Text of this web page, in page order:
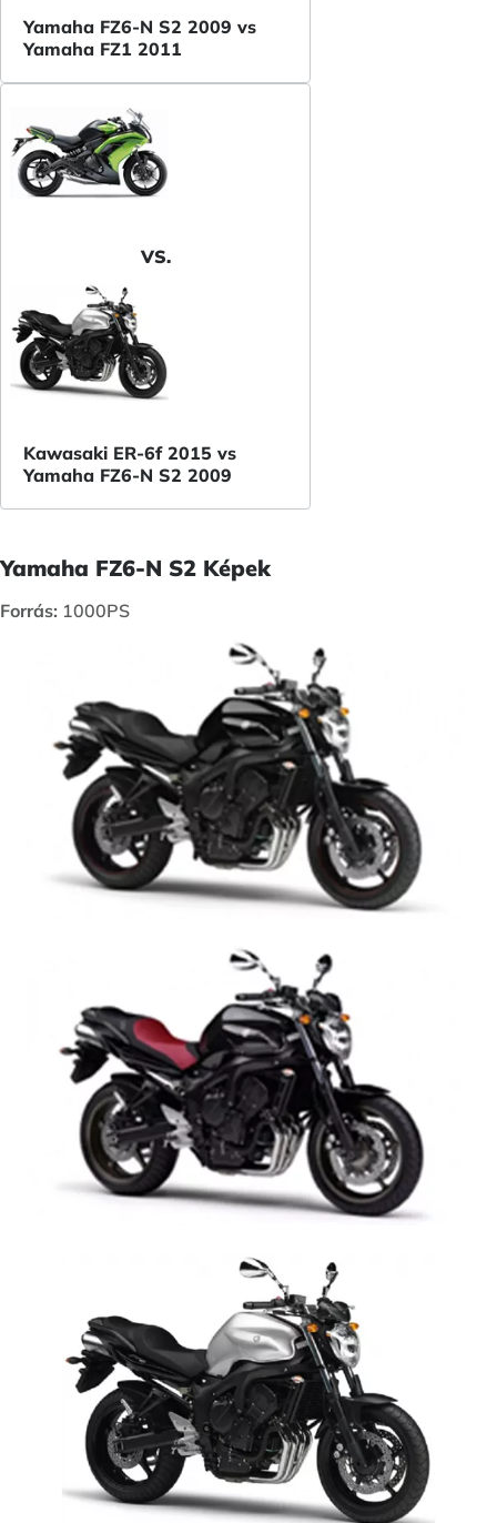
Yamaha FZ6-N S2 2009 vs
Yamaha FZ1 2011
VS.
Kawasaki ER-6f 2015 vs
Yamaha FZ6-N S2 2009
Yamaha FZ6-N S2 Képek
Forrás: 1000PS